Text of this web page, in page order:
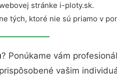
stránke i-ploty.sk.
tých, ktoré nie sú priamo v
? Ponúkame vám
vašim